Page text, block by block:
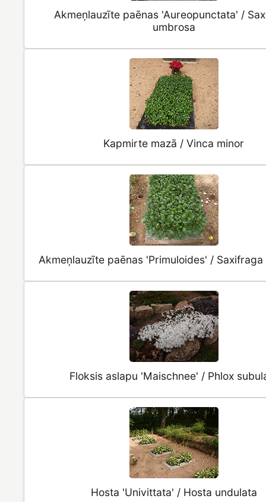
Akmeņlauzīte paēnas 'Aureopunctata' /
umbrosa
Kapmirte mazā / Vinca minor
Akmeņlauzīte paēnas 'Primuloides' /
Floksis aslapu 'Maischnee' / Phlox
Hosta 'Univittata' / Hosta undulata